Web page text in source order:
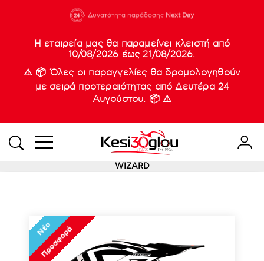
210 88 21
933
Δυνατότητα παράδοσης Next Day
Νέες
Η εταιρεία μας θα παραμείνει κλειστή από
10/08/2026 έως 21/08/2026.
⚠️ 📦 Όλες οι παραγγελίες θα δρομολογηθούν
με σειρά προτεραιότητας από Δευτέρα 24
Αυγούστου. 📦 ⚠️
WIZARD
Νέο
Προσφορά